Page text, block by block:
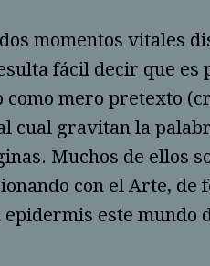
momentos vitales
fácil decir que es
mero pretexto
cual gravitan la
Muchos de ellos
con el Arte, de
este mundo